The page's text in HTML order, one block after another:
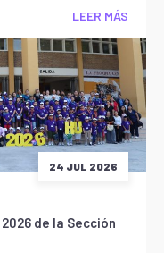
LEER MÁS
24 JUL 2026
de la Sección